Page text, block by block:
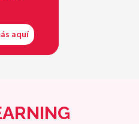
aquí